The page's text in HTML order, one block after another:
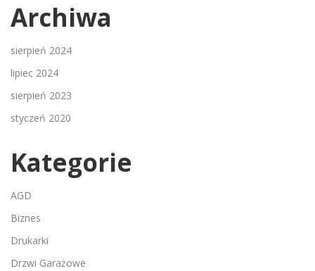
Archiwa
sierpień 2024
lipiec 2024
sierpień 2023
styczeń 2020
Kategorie
AGD
Biznes
Drukarki
Drzwi Garażowe